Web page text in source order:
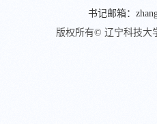
书记邮箱：
版权所有© 辽宁科技大